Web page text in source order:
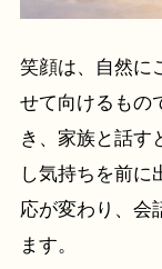
笑顔は、自然に
せて向けるもの
き、家族と話す
し気持ちを前に
応が変わり、会
ます。